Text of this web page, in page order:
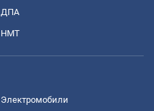
ДПА
НМТ
Электромобили